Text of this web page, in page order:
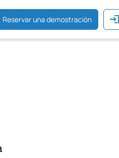
Reservar una demostración